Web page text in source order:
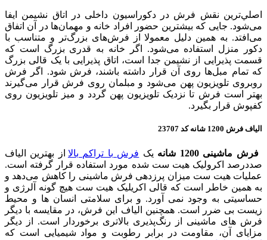
اصلي‌ترين نقش فرش در دکوراسیون داخلی در اتاق نشیمن ایفا
می‌شود. جایی که بیشترین حضور افراد خانه و مهمان‌ها در آن اتفاق
می‌افتد. به همین دلیل معمولا از فرش‌های بزرگ‌تر و متناسب با
دکور منزل استفاده می‌شود. اگر خانه به قدری بزرگ است که
قسمت پذیرایی از نشیمن جدا است، اتاق پذیرایی با یک قالی بزرگ
که تمام مبل‌ها روی آن قرار داشته باشند، فرش شود. اگر فرش
روبروی تلویزیون پهن می‌شود و مبلمان روی فرش قرار می‌گیرند
بهتر است فرش تا نزدیک تلویزیون پهن گردد و میز تلویزیون روی
کفپوش قرار بگيرد.
الیاف فرش 1200 شانه کد 23707
فرش ماشینی 1200 شانه یک فرش با تراکم بالا از بهترین الیاف
صددرصد اکرولیک هیت ست شده مورد استفاده قرار گرفته است.
عملیات هیت ست میزان پرزدهی فرش ماشینی را کاهش می‌دهد و
به همین خاطر است که قالی اکریلیک هیت ست هیچ گونه آلرژی و
حساسیتی به وجود نمی آورد. و برای سلامتی انسان ها و محیط
زیست بی ضرر است. همچنین الیاف این فرش، در مقایسه با دیگر
فرش های ماشینی از رنگ‌پذیری بالاتری برخوردار است. از دیگر
مزایای آن، مقاومت در برابر رطوبت و مواد شیمیایی است كه